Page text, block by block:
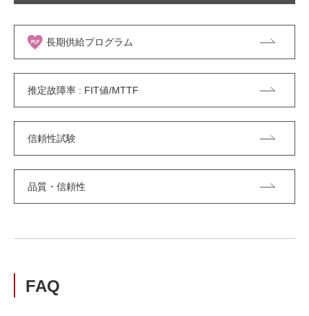
長期供給プログラム
推定故障率 : FIT値/MTTF
信頼性試験
品質・信頼性
FAQ